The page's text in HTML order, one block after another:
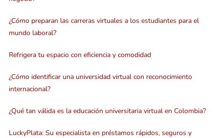
¿Cómo preparan las carreras virtuales a los estudiantes para el
mundo laboral?
Refrigera tu espacio con eficiencia y comodidad
¿Cómo identificar una universidad virtual con reconocimiento
internacional?
¿Qué tan válida es la educación universitaria virtual en Colombia?
LuckyPlata: Su especialista en préstamos rápidos, seguros y